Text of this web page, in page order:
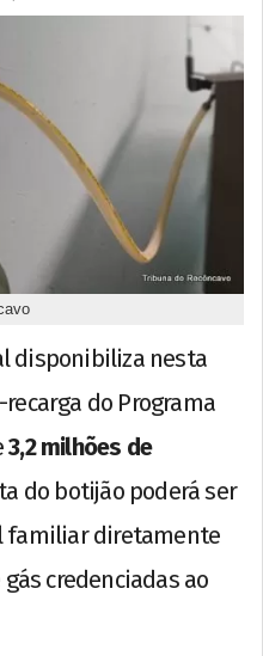
disponibiliza nesta
do Programa
3,2 milhões de
do botijão poderá ser
familiar diretamente
credenciadas ao